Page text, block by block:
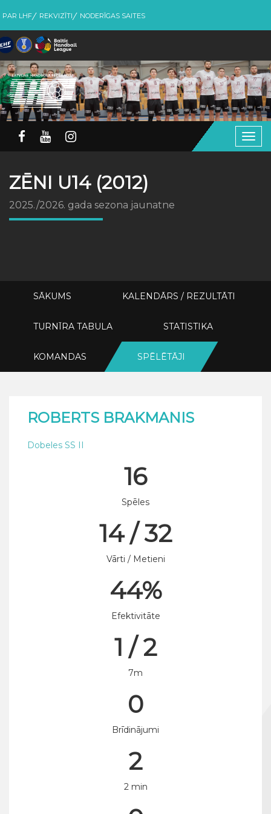
PAR LHF REKVIZĪTI NODERĪGAS SAITES
ZĒNI U14 (2012)
2025./2026. gada sezona jaunatne
SĀKUMS KALENDĀRS / REZULTĀTI
TURNĪRA TABULA STATISTIKA
KOMANDAS SPĒLĒTĀJI
ROBERTS BRAKMANIS
Dobeles SS II
16
Spēles
14 / 32
Vārti / Metieni
44%
Efektivitāte
1 / 2
7m
0
Brīdinājumi
2
2 min